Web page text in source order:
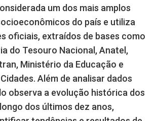
um dos mais amplos
do país e utiliza
oficiais, extraídos de bases como
do Tesouro Nacional, Anatel,
Ministério da Educação e
Além de analisar dados
observa a evolução histórica dos
dos últimos dez anos,